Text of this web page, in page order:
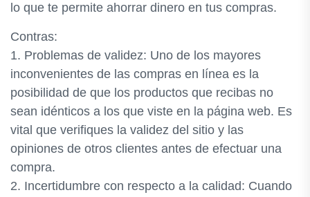
lo que te permite ahorrar dinero en tus compras.
Contras:
1. Problemas de validez: Uno de los mayores
inconvenientes de las compras en línea es la
posibilidad de que los productos que recibas no
sean idénticos a los que viste en la página web. Es
vital que verifiques la validez del sitio y las
opiniones de otros clientes antes de efectuar una
compra.
2. Incertidumbre con respecto a la calidad: Cuando